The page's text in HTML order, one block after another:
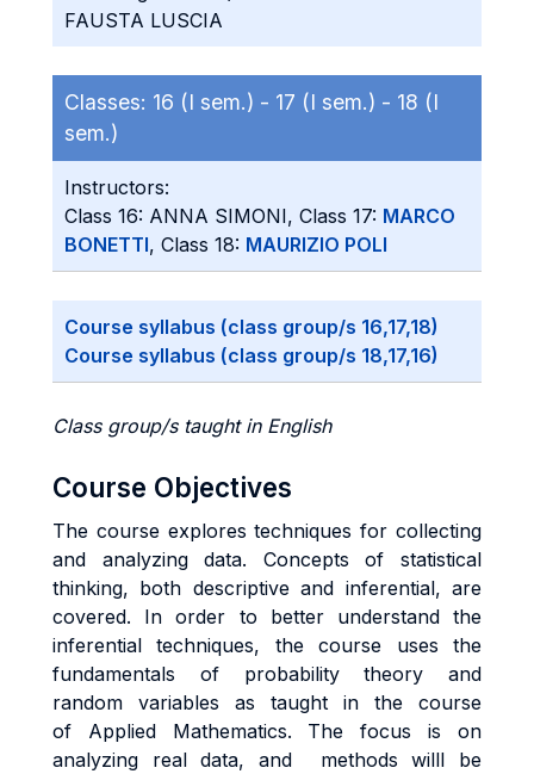
FAUSTA LUSCIA
Classes: 16 (I sem.) - 17 (I sem.) - 18 (I
sem.)
Instructors:
Class 16: ANNA SIMONI, Class 17: MARCO
BONETTI, Class 18: MAURIZIO POLI
Course syllabus (class group/s 16,17,18)
Course syllabus (class group/s 18,17,16)
Class group/s taught in English
Course Objectives
The course explores techniques for collecting
and analyzing data. Concepts of statistical
thinking, both descriptive and inferential, are
covered. In order to better understand the
inferential techniques, the course uses the
fundamentals of probability theory and
random variables as taught in the course
of Applied Mathematics. The focus is on
analyzing real data, and methods willl be